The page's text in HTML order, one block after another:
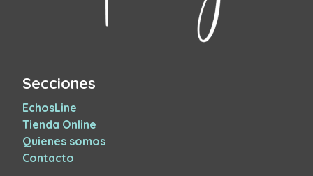
Secciones
EchosLine
Tienda Online
Quienes somos
Contacto